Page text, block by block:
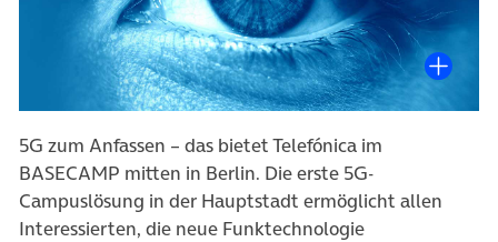
5G zum Anfassen – das bietet Telefónica im
BASECAMP mitten in Berlin. Die erste 5G-
Campuslösung in der Hauptstadt ermöglicht allen
Interessierten, die neue Funktechnologie